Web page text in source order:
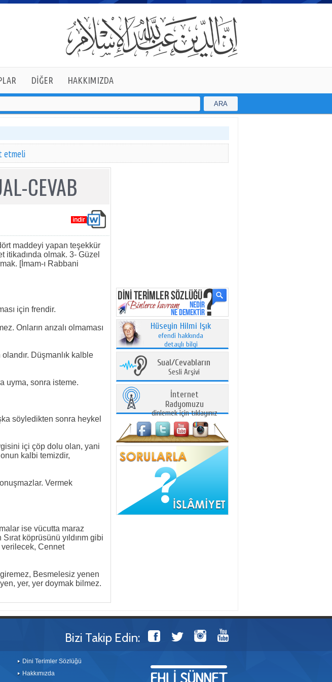
DİĞER HAKKIMIZDA
ARA
etmeli
CEVAB
maddeyi yapan teşekkür
itikadında olmak. 3- Güzel
[İmam-ı Rabbani
için frendir.
Onların arızalı olmaması
Düşmanlık kalble
uyma, sonra isteme.
söyledikten sonra heykel
içi çöp dolu olan, yani
kalbi temizdir,
Vermek
ise vücutta maraz
köprüsünü yıldırım gibi
Cennet
Besmelesiz yenen
yer, yer doymak bilmez.
Hüseyin Hilmi Işık
efendi hakkında
detaylı bilgi
Sual/Cevabların
Sesli Arşivi
İnternet
Radyomuzu
dinlemek için tıklayınız
Bizi Takip Edin:
Dini Terimler Sözlüğü
Hakkımızda